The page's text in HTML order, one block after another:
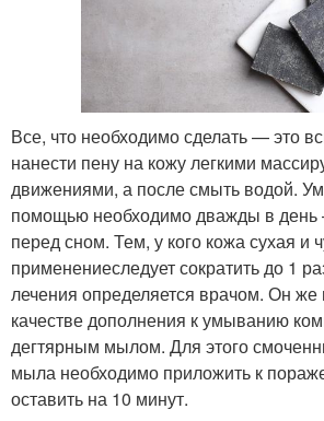
Все, что необходимо сделать — это
нанести пену на кожу легкими
движениями, а после смыть водой.
помощью необходимо дважды в
перед сном. Тем, у кого кожа сухая и
применениеследует сократить до 1
лечения определяется врачом. Он же
качестве дополнения к умыванию
дегтярным мылом. Для этого
мыла необходимо приложить к
оставить на 10 минут.